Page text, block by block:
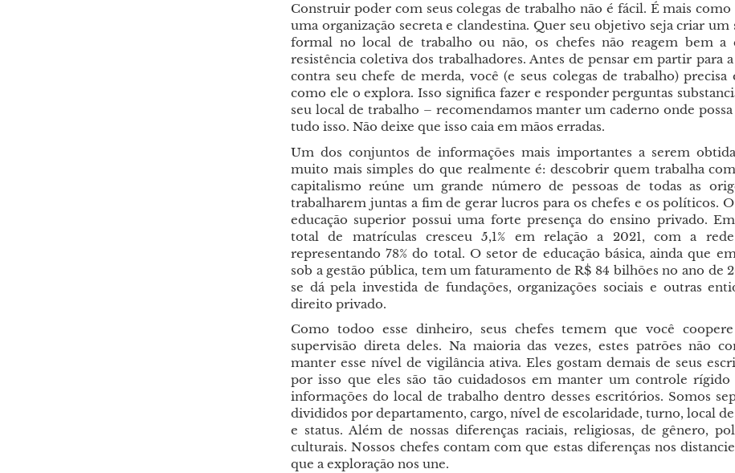
Construir poder com seus colegas de trabalho não é fácil. É mais como
uma organização secreta e clandestina. Quer seu objetivo seja criar um
formal no local de trabalho ou não, os chefes não reagem bem a
resistência coletiva dos trabalhadores. Antes de pensar em partir para
contra seu chefe de merda, você (e seus colegas de trabalho) precisa
como ele o explora. Isso significa fazer e responder perguntas
seu local de trabalho – recomendamos manter um caderno onde
tudo isso. Não deixe que isso caia em mãos erradas.
Um dos conjuntos de informações mais importantes a serem
muito mais simples do que realmente é: descobrir quem trabalha
capitalismo reúne um grande número de pessoas de todas as
trabalharem juntas a fim de gerar lucros para os chefes e os políticos.
educação superior possui uma forte presença do ensino privado.
total de matrículas cresceu 5,1% em relação a 2021, com a
representando 78% do total. O setor de educação básica, ainda que
sob a gestão pública, tem um faturamento de R$ 84 bilhões no ano de
se dá pela investida de fundações, organizações sociais e outras
direito privado.
Como todoo esse dinheiro, seus chefes temem que você
supervisão direta deles. Na maioria das vezes, estes patrões não
manter esse nível de vigilância ativa. Eles gostam demais de seus
por isso que eles são tão cuidadosos em manter um controle rígido
informações do local de trabalho dentro desses escritórios. Somos
divididos por departamento, cargo, nível de escolaridade, turno, local
e status. Além de nossas diferenças raciais, religiosas, de gênero,
culturais. Nossos chefes contam com que estas diferenças nos
que a exploração nos une.